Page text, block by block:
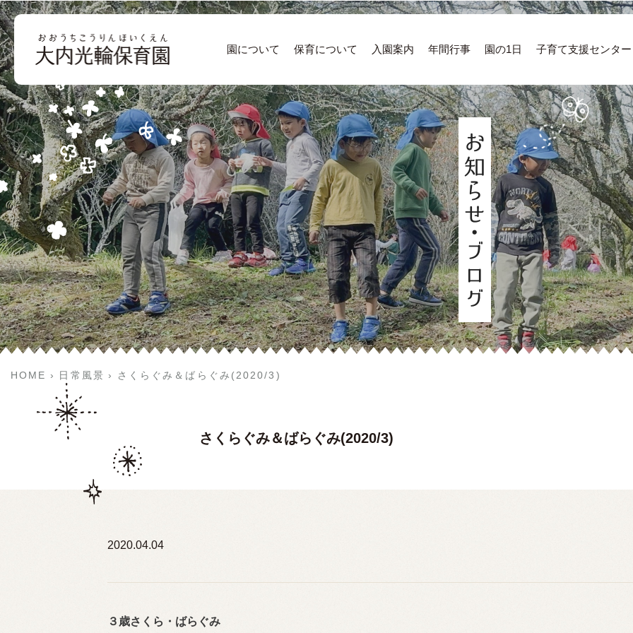
園について 保育について 入園案内 年間行事 園の1日 子育て支援センター
HOME 日常風景 さくらぐみ＆ばらぐみ(2020/3)
さくらぐみ＆ばらぐみ(2020/3)
2020.04.04
３歳さくら・ばらぐみ